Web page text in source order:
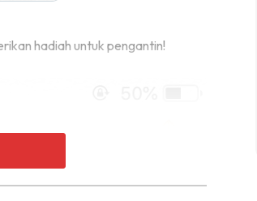
hadiah untuk pengantin!